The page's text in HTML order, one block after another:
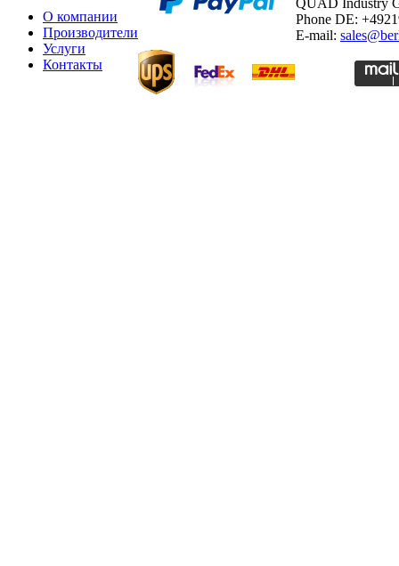
О компании
Производители
Услуги
Контакты
QUAD Industry
Phone DE:
E-mail: